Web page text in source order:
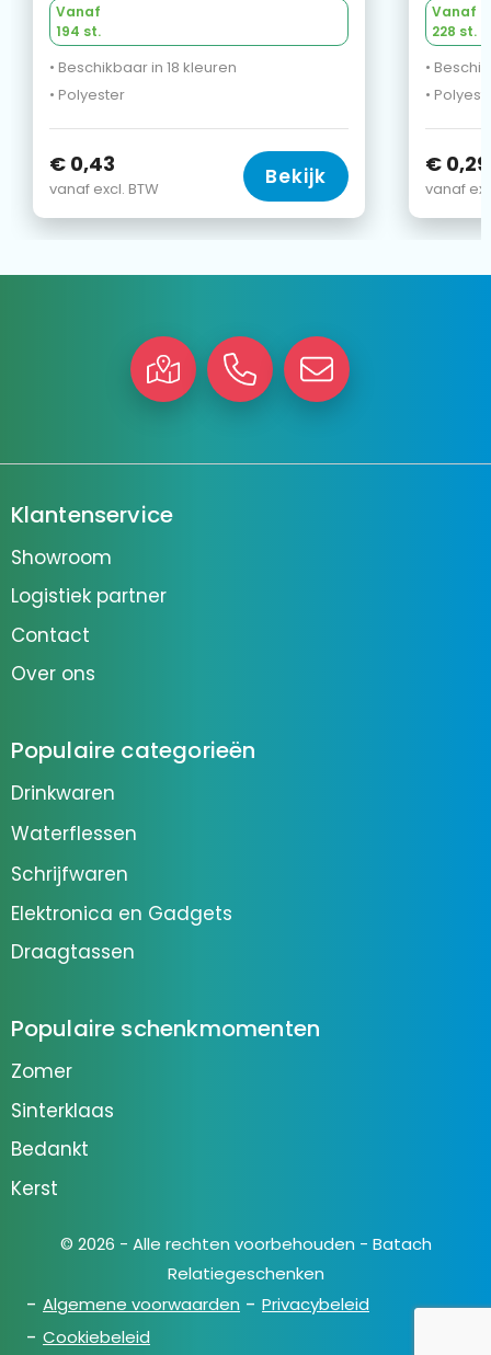
Vanaf
194 st.
• Beschikbaar in 18 kleuren
• Polyester
€ 0,43
vanaf excl. BTW Bekijk
Vanaf
228 st.
•
•
€ 0,29
vanaf
Klantenservice
Showroom
Logistiek partner
Contact
Over ons
Populaire categorieën
Drinkwaren
Waterflessen
Schrijfwaren
Elektronica en Gadgets
Draagtassen
Populaire schenkmomenten
Zomer
Sinterklaas
Bedankt
Kerst
© 2026 - Alle rechten voorbehouden - Batach
Relatiegeschenken
Algemene voorwaarden
Privacybeleid
Cookiebeleid